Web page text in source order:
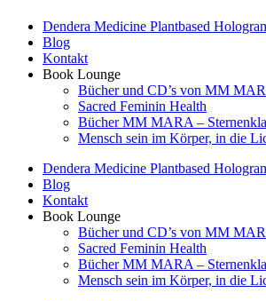
Dendera Medicine Plantbased
Blog
Kontakt
Book Lounge
Bücher und CD’s von MM
Sacred Feminin Health
Bücher MM MARA –
Mensch sein im Körper, in die
Dendera Medicine Plantbased
Blog
Kontakt
Book Lounge
Bücher und CD’s von MM
Sacred Feminin Health
Bücher MM MARA –
Mensch sein im Körper, in die